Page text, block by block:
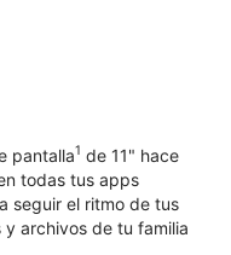
pantalla1 de 11" hace
todas tus apps
seguir el ritmo de tus
archivos de tu familia